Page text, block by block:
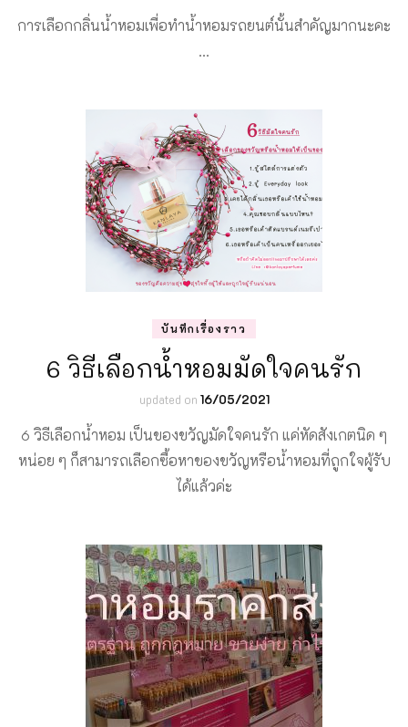
กลิ่น
การเลือกกลิ่นน้ำหอมเพื่อทำน้ำหอมรถยนต์นั้นสำคัญมากนะคะ
…
บันทึกเรื่องราว
6 วิธีเลือกน้ำหอมมัดใจคนรัก
updated on 16/05/2021
6 วิธีเลือกน้ำหอม เป็นของขวัญมัดใจคนรัก แค่หัดสังเกตนิด ๆ
หน่อย ๆ ก็สามารถเลือกซื้อหาของขวัญหรือน้ำหอมที่ถูกใจผู้รับ
ได้แล้วค่ะ